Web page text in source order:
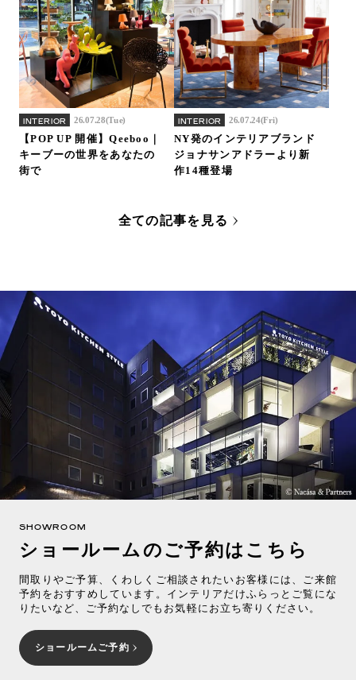
INTERIOR 26.07.28(Tue)
【POP UP 開催】Qeeboo｜
キーブーの世界をあなたの
街で
INTERIOR 26.07.24(Fri)
NY発のインテリアブランド
ジョナサンアドラーより新
作14種登場
全ての記事を見る
SHOWROOM
ショールームのご予約はこちら
間取りやご予算、くわしくご相談されたいお客様には、ご来館
予約をおすすめしています。インテリアだけふらっとご覧にな
りたいなど、ご予約なしでもお気軽にお立ち寄りください。
ショールームご予約